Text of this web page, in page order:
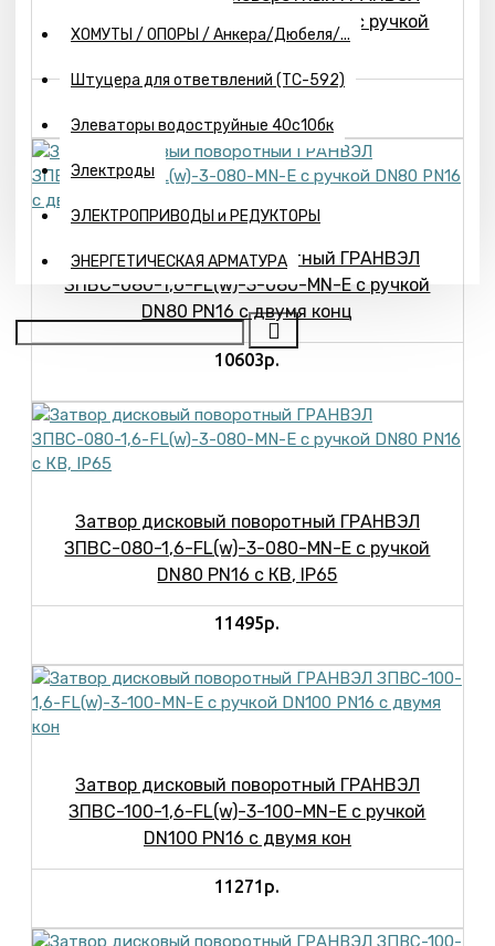
ХОМУТЫ / ОПОРЫ / Анкера/Дюбеля/...
Штуцера для ответвлений (ТС-592)
Элеваторы водоструйные 40с10бк
Электроды
ЭЛЕКТРОПРИВОДЫ и РЕДУКТОРЫ
ЭНЕРГЕТИЧЕСКАЯ АРМАТУРА
ЗПВС-065-1,6-FL(w)-3-065-MN-E с ручкой
DN65 PN16 с КВ, IP65
Затвор дисковый поворотный ГРАНВЭЛ
ЗПВС-080-1,6-FL(w)-3-080-MN-E с ручкой
DN80 PN16 с двумя конц
10603р.
Затвор дисковый поворотный ГРАНВЭЛ
ЗПВС-080-1,6-FL(w)-3-080-MN-E с ручкой
DN80 PN16 с КВ, IP65
11495р.
Затвор дисковый поворотный ГРАНВЭЛ
ЗПВС-100-1,6-FL(w)-3-100-MN-E с ручкой
DN100 PN16 с двумя кон
11271р.